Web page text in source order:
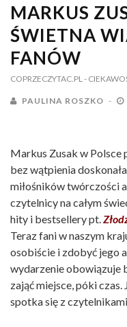
MARKUS
ŚWIETNA
FANÓW
COPRZECZYTAC.PL -
PAULINA ROSZKO
Markus Zusak w Polsce
bez wątpienia
miłośników twórczości
czytelnicy na całym
hity i bestsellery pt.
Teraz fani w naszym
osobiście i zdobyć jego
wydarzenie obowiązuje
zająć miejsce, póki
spotka się z